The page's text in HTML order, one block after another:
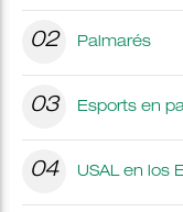
02 Palmarés
03 Esports en
04 USAL en los